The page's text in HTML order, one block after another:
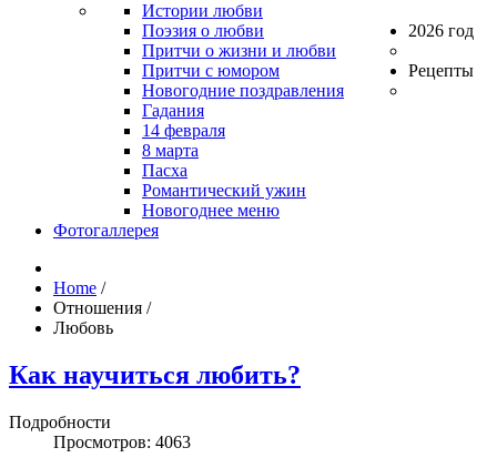
Истории любви
Поэзия о любви
Притчи о жизни и любви
Притчи с юмором
2026 год
Новогодние поздравления
Гадания
14 февраля
8 марта
Рецепты
Пасха
Романтический ужин
Новогоднее меню
Фотогаллерея
Home /
Отношения /
Любовь
Как научиться любить?
Подробности
Просмотров: 4063